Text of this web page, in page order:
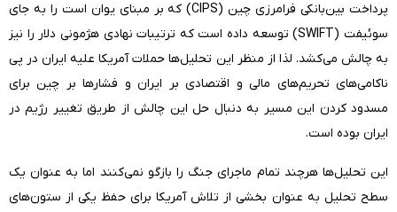
پرداخت بین‌بانکی فرامرزی چین (CIPS) که بر مبنای یوان است را به جای
سوئیفت (SWIFT) توسعه داده است که ترتیبات نهادی هژمونی دلار را نیز
به چالش می‌کشد. لذا از منظر این تحلیل‌ها حملات آمریکا علیه ایران در پی
ناکامی‌های تحریم‌های مالی و اقتصادی بر ایران و فشارها بر چین برای
مسدود کردن این مسیر به دنبال حل این چالش از طریق تغییر رژیم در
ایران بوده است.
این تحلیل‌ها هرچند تمام ماجرای جنگ را بازگو نمی‌کنند اما به عنوان یک
سطح تحلیل به عنوان بخشی از تلاش آمریکا برای حفظ یکی از ستون‌های